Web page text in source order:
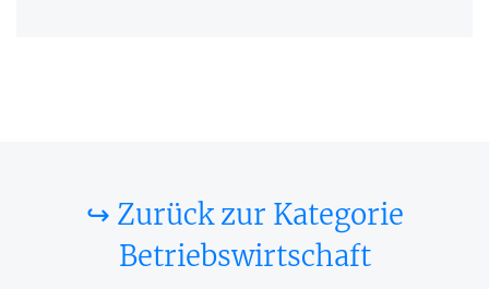
↪ Zurück zur Kategorie
Betriebswirtschaft